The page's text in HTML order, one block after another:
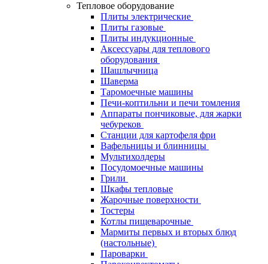
Тепловое оборудование
Плиты электрические
Плиты газовые
Плиты индукционные
Аксессуары для теплового
оборудования
Шашлычница
Шаверма
Таромоечные машины
Печи-коптильни и печи томления
Аппараты пончиковые, для жарки
чебуреков
Станции для картофеля фри
Вафельницы и блинницы
Мультихолдеры
Посудомоечные машины
Грили
Шкафы тепловые
Жарочные поверхности
Тостеры
Котлы пищеварочные
Мармиты первых и вторых блюд
(настольные)
Пароварки